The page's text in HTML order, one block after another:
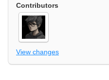
Contributors
View changes